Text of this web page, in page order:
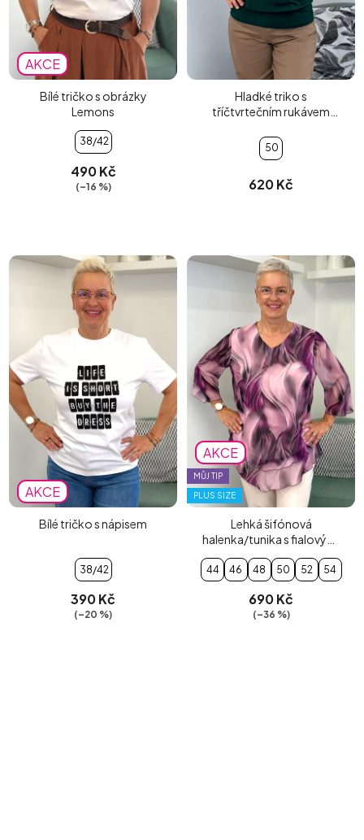
AKCE
Bílé tričko s obrázky
Lemons
38/42
490 Kč
(–16 %)
Hladké triko s
tříčtvrtečním rukávem
50
620 Kč
AKCE
Bílé tričko s nápisem
38/42
390 Kč
(–20 %)
AKCE
MŮJ TIP
PLUS SIZE
Lehká šifónová
halenka/tunika s fialovými
vzory
44 46 48 50 52 54
690 Kč
(–36 %)